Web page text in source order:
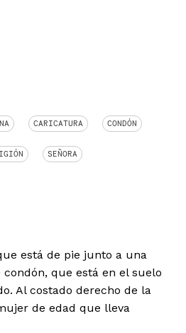
CARICATURA CONDÓN
SEÑORA
está de pie junto a una
que está en el suelo
Al costado derecho de la
de edad que lleva